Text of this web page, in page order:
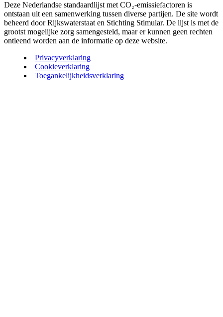
Deze Nederlandse standaardlijst met CO₂-emissiefactoren is
ontstaan uit een samenwerking tussen diverse partijen. De site wordt
beheerd door Rijkswaterstaat en Stichting Stimular. De lijst is met de
grootst mogelijke zorg samengesteld, maar er kunnen geen rechten
ontleend worden aan de informatie op deze website.
Privacyverklaring
Cookieverklaring
Toegankelijkheidsverklaring